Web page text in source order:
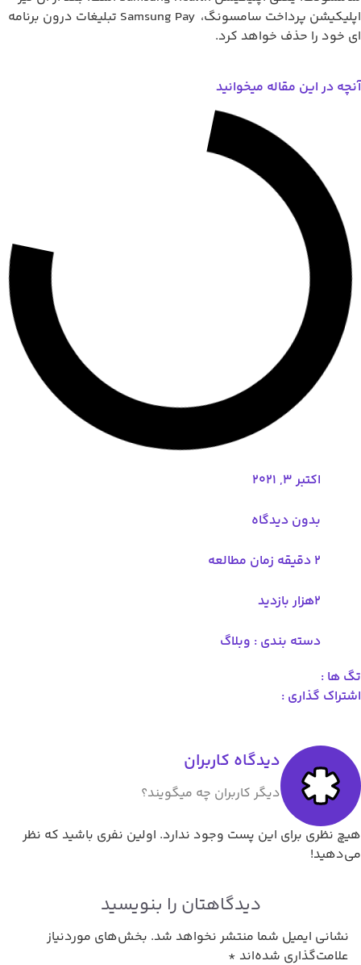
اپلیکیشن پرداخت سامسونگ، Samsung Pay تبلیغات درون برنامه
خود را حذف خواهد کرد.
در این مقاله میخوانید
اکتبر 3, 2021
بدون دیدگاه
دسته بندی : وبلاگ
ها :
گذاری :
دیدگاه کاربران
دیگر کاربران چه میگویند؟
نظری برای این پست وجود ندارد. اولین نفری باشید که نظر
دیدگاهتان را بنویسید
نشانی ایمیل شما منتشر نخواهد شد. بخش‌های موردنیاز
علامت‌گذاری شده‌اند*